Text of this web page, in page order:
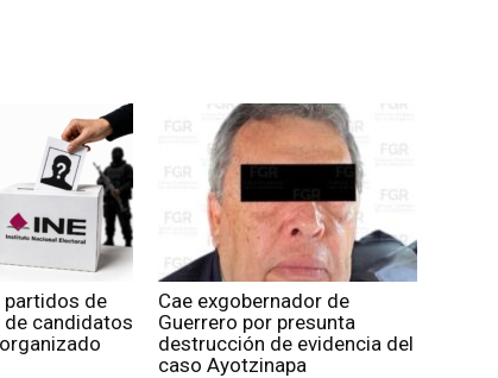
partidos de
candidatos
Cae exgobernador de
Guerrero por presunta
destrucción de evidencia del
caso Ayotzinapa